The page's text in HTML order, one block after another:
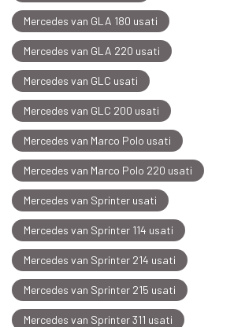
Mercedes van GLA 180 usati
Mercedes van GLA 220 usati
Mercedes van GLC usati
Mercedes van GLC 200 usati
Mercedes van Marco Polo usati
Mercedes van Marco Polo 220 usati
Mercedes van Sprinter usati
Mercedes van Sprinter 114 usati
Mercedes van Sprinter 214 usati
Mercedes van Sprinter 215 usati
Mercedes van Sprinter 311 usati